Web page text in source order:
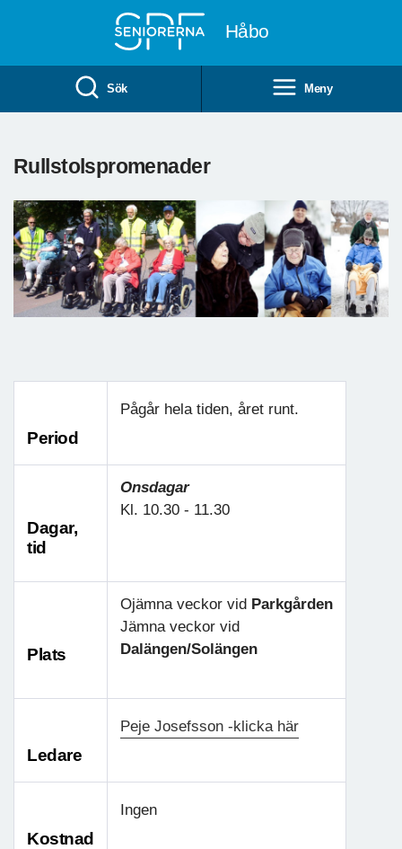
Håbo
Sök Meny
Rullstolspromenader
Period
Pågår hela tiden, året runt.
Dagar,
tid
Onsdagar
Kl. 10.30 - 11.30
Plats
Ojämna veckor vid Parkgården
Jämna veckor vid
Dalängen/Solängen
Ledare
Peje Josefsson -klicka här
Kostnad
Ingen